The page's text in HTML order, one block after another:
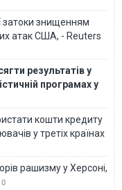
затоки знищенням
атак США, - Reuters
результатів у
програмах у
кошти кредиту
у третіх країнах
рашизму у Херсоні,
0